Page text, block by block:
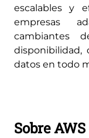
escalables y
empresas
cambiantes
disponibilidad,
datos en todo
Sobre AWS